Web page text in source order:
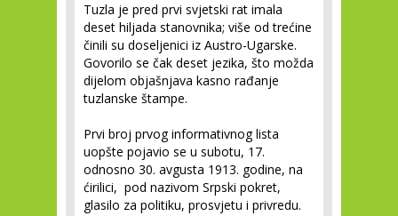
Tuzla je pred prvi svjetski rat imala
deset hiljada stanovnika; više od trećine
činili su doseljenici iz Austro-Ugarske.
Govorilo se čak deset jezika, što možda
dijelom objašnjava kasno rađanje
tuzlanske štampe.
Prvi broj prvog informativnog lista
uopšte pojavio se u subotu, 17.
odnosno 30. avgusta 1913. godine, na
ćirilici, pod nazivom Srpski pokret,
glasilo za politiku, prosvjetu i privredu.